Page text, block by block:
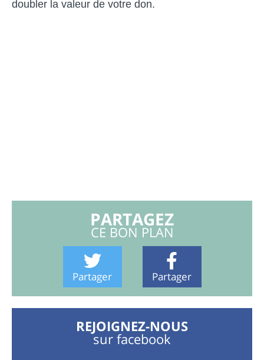
doubler la valeur de votre don.
PARTAGEZ
CE BON PLAN
Partager Partager
REJOIGNEZ-NOUS
sur facebook